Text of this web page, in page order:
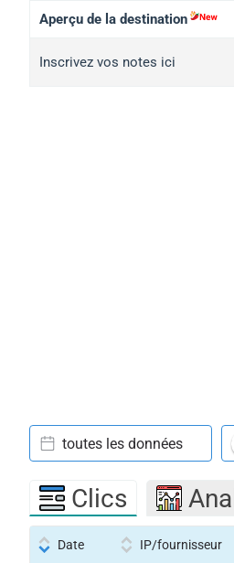
Aperçu de la destination
Inscrivez vos notes ici
toutes les données
Clics
Date IP/fournisseur